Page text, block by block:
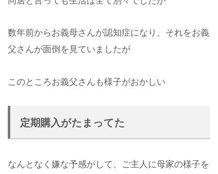
数年前からお義母さんが認知症になり、それをお義
父さんが面倒を見ていましたが
このところお義父さんも様子がおかしい
定期購入がたまってた
なんとなく嫌な予感がして、ご主人に母家の様子を